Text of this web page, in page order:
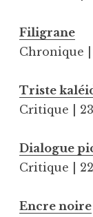
Filigrane
Chronique |
Triste
Critique |
Dialogue
Critique |
Encre noire